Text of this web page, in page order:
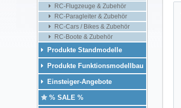
RC-Flugzeuge & Zubehör
RC-Paragleiter & Zubehör
RC-Cars / Bikes & Zubehör
RC-Boote & Zubehör
Produkte Standmodelle
Produkte Funktionsmodellbau
Einsteiger-Angebote
% SALE %